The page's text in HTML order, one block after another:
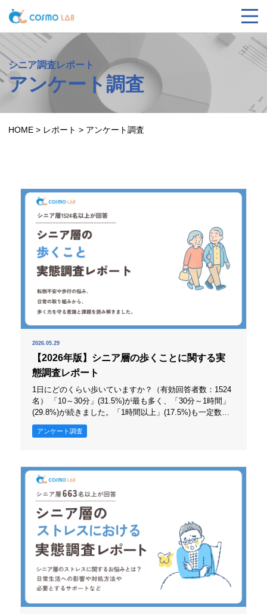
シニア調査レポート
アンケート調査
HOME > レポート > アンケート調査
2026.05.29
【2026年版】シニア層の歩くことに関する実
態調査レポート
1日にどのくらい歩いていますか？（有効回答者数：1524
名） 「10～30分」(31.5%)が最も多く、「30分～1時間」
(29.8%)が続きました。「1時間以上」(17.5%)も一定数あ
り、「10分未満」(10.6%)、「ほとんど歩かない」(10.6%)
は少数派です。 シニア層の多くは、完全に動かないわけ
アンケート調査